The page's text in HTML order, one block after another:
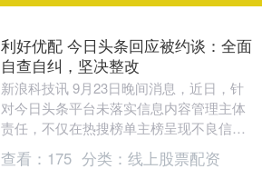
利好优配 今日头条回应被约谈：全面
自查自纠，坚决整改
新浪科技讯 9月23日晚间消息，近日，针
对今日头条平台未落实信息内容管理主体
责任，不仅在热搜榜单主榜呈现不良信息
内容，还在落地页面置顶呈现相关话题，
破坏网络生态....
查看： 175 分类： 线上股票配资